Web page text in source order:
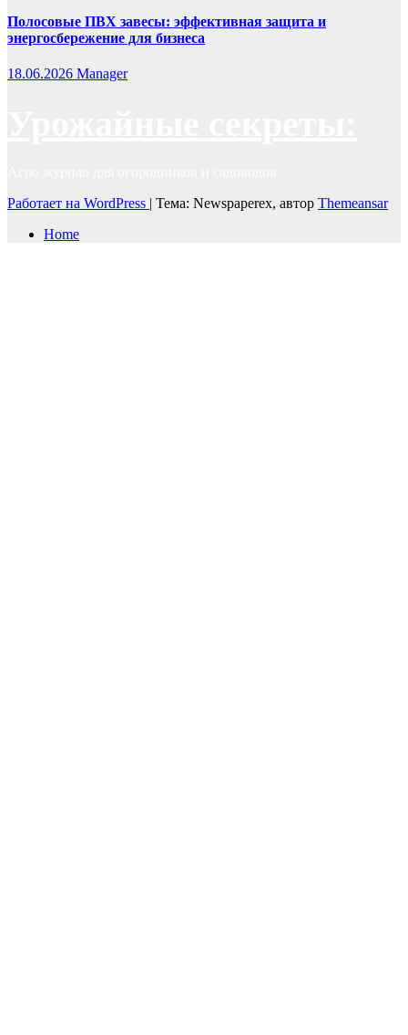
Полосовые ПВХ завесы: эффективная защита и
энергосбережение для бизнеса
18.06.2026 Manager
Работает на WordPress | Тема: Newspaperex, автор Themeansar
Home